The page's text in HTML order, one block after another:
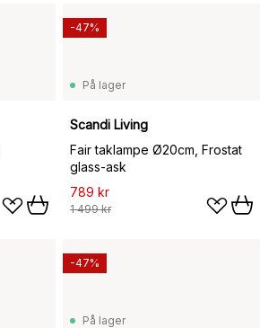
På lager
Scandi Living
Fair taklampe Ø20cm, Frostat
glass-ask
789 kr
1 499 kr
-47%
På lager
-47%